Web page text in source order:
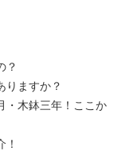
？
りますか？
・木鉢三年！ここか